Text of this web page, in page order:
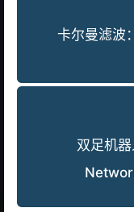
卡尔曼滤波
双足机